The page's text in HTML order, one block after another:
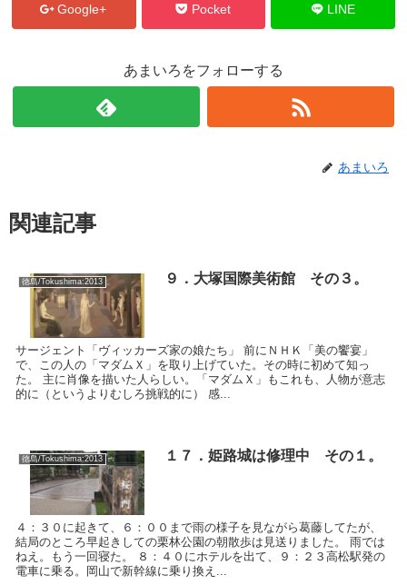
Google+ Pocket LINE
あまいろをフォローする
あまいろ
関連記事
徳島/Tokushima:2013 ９．大塚国際美術館 その３。
サージェント「ヴィッカーズ家の娘たち」 前にＮＨＫ「美の饗宴」
で、この人の「マダムＸ」を取り上げていた。その時に初めて知っ
た。 主に肖像を描いた人らしい。「マダムＸ」もこれも、人物が意志
的に（というよりむしろ挑戦的に） 感...
徳島/Tokushima:2013 １７．姫路城は修理中 その１。
４：３０に起きて、６：００まで雨の様子を見ながら葛藤してたが、
結局のところ早起きしての栗林公園の朝散歩は見送りました。 雨では
ねえ。もう一回寝た。 ８：４０にホテルを出て、９：２３高松駅発の
電車に乗る。岡山で新幹線に乗り換え...